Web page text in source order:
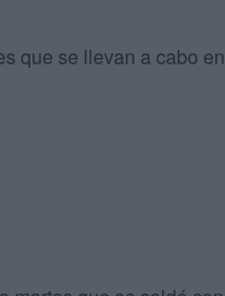
que se llevan a cabo en